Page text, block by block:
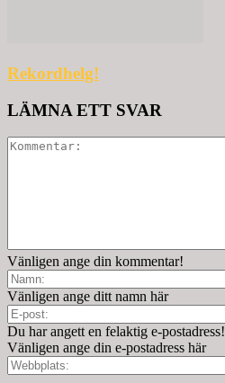
Rekordhelg!
LÄMNA ETT SVAR
Vänligen ange din kommentar!
Vänligen ange ditt namn här
Du har angett en felaktig e-postadress!
Vänligen ange din e-postadress här